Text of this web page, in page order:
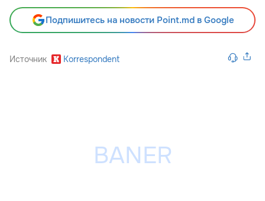
Подпишитесь на новости Point.md в Google
Источник Korrespondent